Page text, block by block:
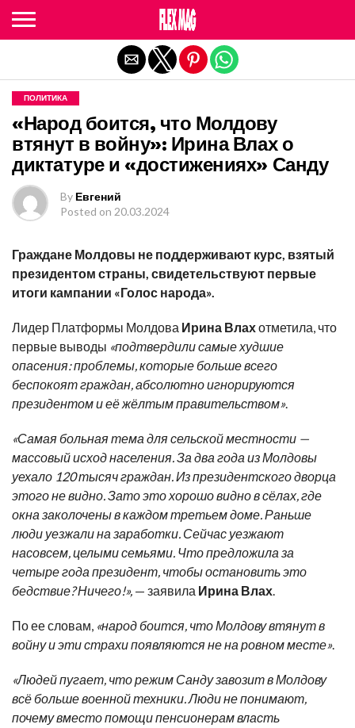
ПОЛИТИКА
«Народ боится, что Молдову
втянут в войну»: Ирина Влах о
диктатуре и «достижениях» Санду
By Евгений
Posted on 20.03.2024
Граждане Молдовы не поддерживают курс, взятый
президентом страны, свидетельствуют первые
итоги кампании «Голос народа».
Лидер Платформы Молдова Ирина Влахотметила, что
первые выводы «подтвердили самые худшие
опасения: проблемы, которые больше всего
беспокоят граждан, абсолютно игнорируются
президентом и её жёлтым правительством».
«Самая больная тема для сельской местности —
массовый исход населения. За два года из Молдовы
уехало 120 тысяч граждан. Из президентского дворца
этого не видно. Зато это хорошо видно в сёлах, где
окна заколочены в каждом третьем доме. Раньше
люди уезжали на заработки. Сейчас уезжают
насовсем, целыми семьями. Что предложила за
четыре года президент, чтобы остановить это
бедствие? Ничего!», — заявила Ирина Влах.
По ее словам, «народ боится, что Молдову втянут в
войну и эти страхи появляются не на ровном месте».
«Людей пугает, что режим Санду завозит в Молдову
всё больше военной техники. Люди не понимают,
почему вместо помощи пенсионерам власть
Exit mobile version